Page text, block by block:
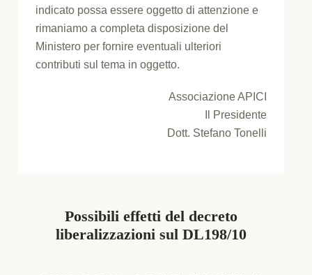
indicato possa essere oggetto di attenzione e
rimaniamo a completa disposizione del
Ministero per fornire eventuali ulteriori
contributi sul tema in oggetto.
Associazione APICI
Il Presidente
Dott. Stefano Tonelli
Possibili effetti del decreto
liberalizzazioni sul DL198/10